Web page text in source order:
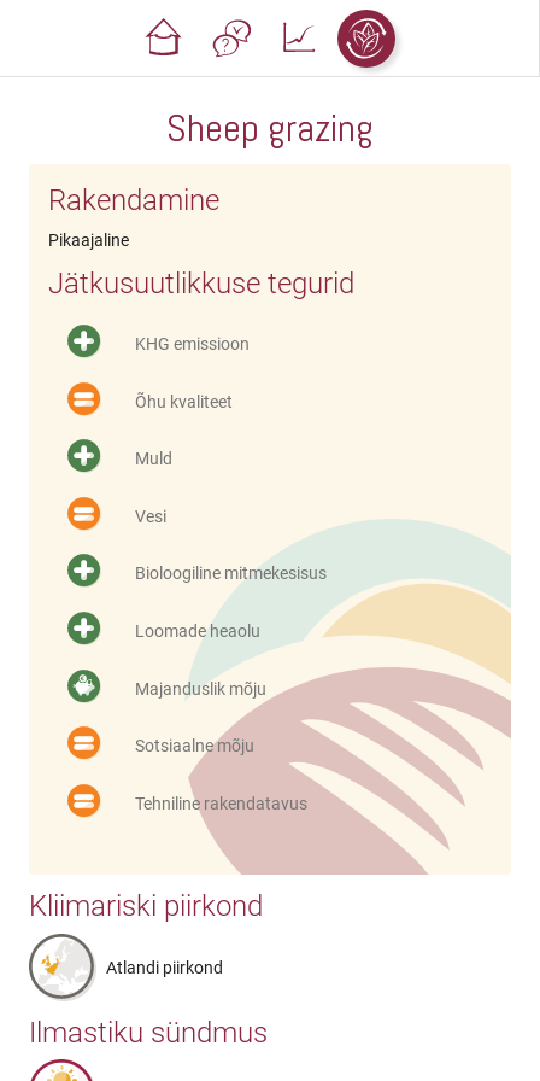
Sheep grazing
Rakendamine
Pikaajaline
Jätkusuutlikkuse tegurid
KHG emissioon
Õhu kvaliteet
Muld
Vesi
Bioloogiline mitmekesisus
Loomade heaolu
Majanduslik mõju
Sotsiaalne mõju
Tehniline rakendatavus
Kliimariski piirkond
Atlandi piirkond
Ilmastiku sündmus